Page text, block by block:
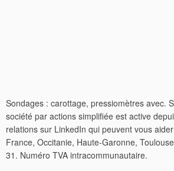
Sondages : carottage, pressiomètres avec.
société par actions simplifiée est active
relations sur LinkedIn qui peuvent vous
France, Occitanie, Haute-Garonne,
31. Numéro TVA intracommunautaire.